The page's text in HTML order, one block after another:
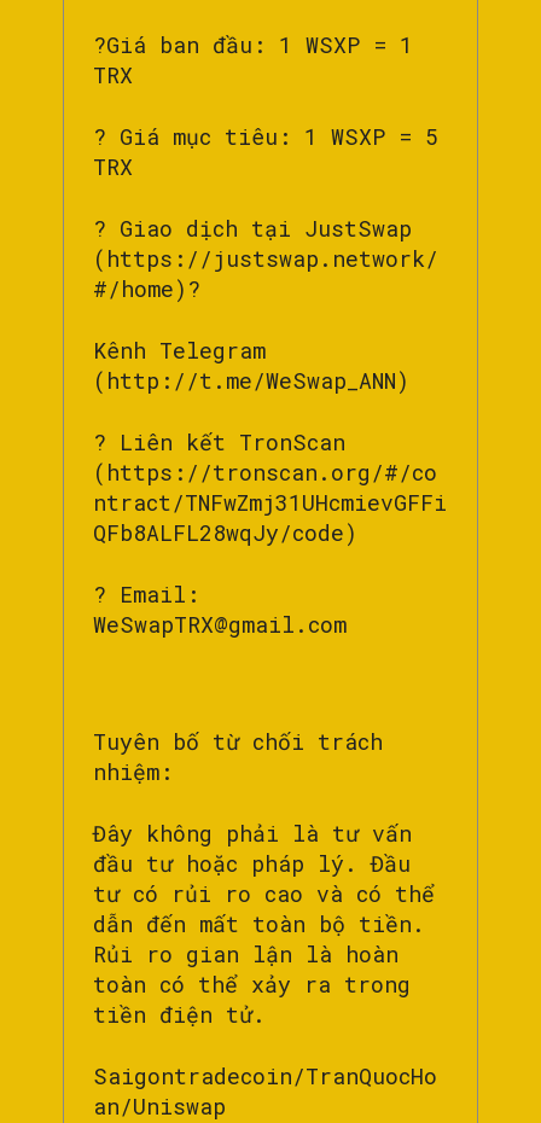
?Giá ban đầu: 1 WSXP = 1
TRX
? Giá mục tiêu: 1 WSXP = 5
TRX
? Giao dịch tại JustSwap
(https://justswap.network/
#/home)?
Kênh Telegram
(http://t.me/WeSwap_ANN)
? Liên kết TronScan
(https://tronscan.org/#/co
ntract/TNFwZmj31UHcmievGFFi
QFb8ALFL28wqJy/code)
? Email:
WeSwapTRX@gmail.com
Tuyên bố từ chối trách
nhiệm:
Đây không phải là tư vấn
đầu tư hoặc pháp lý. Đầu
tư có rủi ro cao và có thể
dẫn đến mất toàn bộ tiền.
Rủi ro gian lận là hoàn
toàn có thể xảy ra trong
tiền điện tử.
Saigontradecoin/TranQuocHo
an/Uniswap